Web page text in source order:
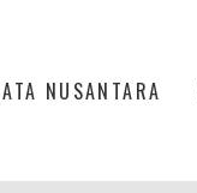
NUSANTARA